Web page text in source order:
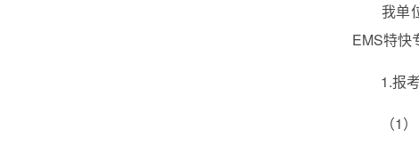
我单
EMS特快
1.报
（1